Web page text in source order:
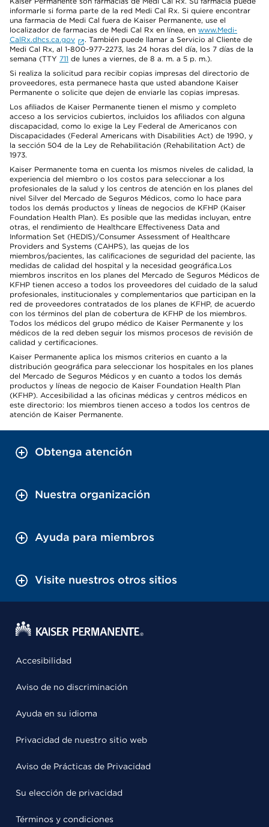
informarle si forma parte de la red Medi Cal Rx. Si quiere encontrar
una farmacia de Medi Cal fuera de Kaiser Permanente, use el
localizador de farmacias de Medi Cal Rx en línea, en www.Medi-
CalRx.dhcs.ca.gov
. También puede llamar a Servicio al Cliente de
Medi Cal Rx, al 1-800-977-2273, las 24 horas del día, los 7 días de la
semana (TTY 711 de lunes a viernes, de 8 a. m. a 5 p. m.).
Si realiza la solicitud para recibir copias impresas del directorio de
proveedores, esta permanece hasta que usted abandone Kaiser
Permanente o solicite que dejen de enviarle las copias impresas.
Los afiliados de Kaiser Permanente tienen el mismo y completo
acceso a los servicios cubiertos, incluidos los afiliados con alguna
discapacidad, como lo exige la Ley Federal de Americanos con
Discapacidades (Federal Americans with Disabilities Act) de 1990, y
la sección 504 de la Ley de Rehabilitación (Rehabilitation Act) de
1973.
Kaiser Permanente toma en cuenta los mismos niveles de calidad, la
experiencia del miembro o los costos para seleccionar a los
profesionales de la salud y los centros de atención en los planes del
nivel Silver del Mercado de Seguros Médicos, como lo hace para
todos los demás productos y líneas de negocios de KFHP (Kaiser
Foundation Health Plan). Es posible que las medidas incluyan, entre
otras, el rendimiento de Healthcare Effectiveness Data and
Information Set (HEDIS)/Consumer Assessment of Healthcare
Providers and Systems (CAHPS), las quejas de los
miembros/pacientes, las calificaciones de seguridad del paciente, las
medidas de calidad del hospital y la necesidad geográfica.Los
miembros inscritos en los planes del Mercado de Seguros Médicos de
KFHP tienen acceso a todos los proveedores del cuidado de la salud
profesionales, institucionales y complementarios que participan en la
red de proveedores contratados de los planes de KFHP, de acuerdo
con los términos del plan de cobertura de KFHP de los miembros.
Todos los médicos del grupo médico de Kaiser Permanente y los
médicos de la red deben seguir los mismos procesos de revisión de
calidad y certificaciones.
Kaiser Permanente aplica los mismos criterios en cuanto a la
distribución geográfica para seleccionar los hospitales en los planes
del Mercado de Seguros Médicos y en cuanto a todos los demás
productos y líneas de negocio de Kaiser Foundation Health Plan
(KFHP). Accesibilidad a las oficinas médicas y centros médicos en
este directorio: los miembros tienen acceso a todos los centros de
atención de Kaiser Permanente.
Obtenga atención
Nuestra organización
Ayuda para miembros
Visite nuestros otros sitios
Accesibilidad
Aviso de no discriminación
Ayuda en su idioma
Privacidad de nuestro sitio web
Aviso de Prácticas de Privacidad
Su elección de privacidad
Términos y condiciones